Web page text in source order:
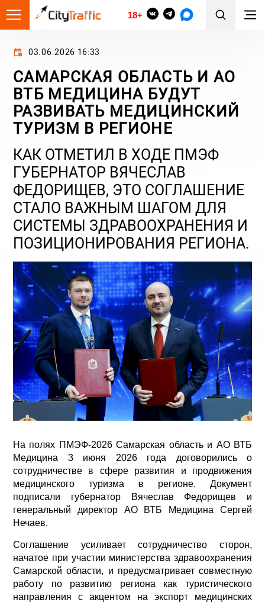
18+
03.06.2026 16:33
САМАРСКАЯ ОБЛАСТЬ И АО
ВТБ МЕДИЦИНА БУДУТ
РАЗВИВАТЬ МЕДИЦИНСКИЙ
ТУРИЗМ В РЕГИОНЕ
КАК ОТМЕТИЛ В ХОДЕ ПМЭФ
ГУБЕРНАТОР ВЯЧЕСЛАВ
ФЕДОРИЩЕВ, ЭТО СОГЛАШЕНИЕ
СТАЛО ВАЖНЫМ ШАГОМ ДЛЯ
СИСТЕМЫ ЗДРАВООХРАНЕНИЯ И
ПОЗИЦИОНИРОВАНИЯ РЕГИОНА.
На полях ПМЭФ-2026 Самарская область и АО ВТБ
Медицина 3 июня 2026 года договорились о
сотрудничестве в сфере развития и продвижения
медицинского туризма в регионе. Документ
подписали губернатор Вячеслав Федорищев и
генеральный директор АО ВТБ Медицина Сергей
Нечаев.
Соглашение усиливает сотрудничество сторон,
начатое при участии министерства здравоохранения
Самарской области, и предусматривает совместную
работу по развитию региона как туристического
направления с акцентом на экспорт медицинских